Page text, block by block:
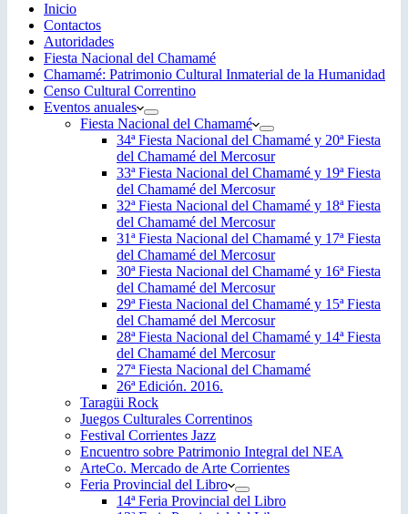
Inicio
Contactos
Autoridades
Fiesta Nacional del Chamamé
Chamamé: Patrimonio Cultural Inmaterial de la Humanidad
Censo Cultural Correntino
Eventos anuales
Fiesta Nacional del Chamamé
34ª Fiesta Nacional del Chamamé y 20ª Fiesta
del Chamamé del Mercosur
33ª Fiesta Nacional del Chamamé y 19ª Fiesta
del Chamamé del Mercosur
32ª Fiesta Nacional del Chamamé y 18ª Fiesta
del Chamamé del Mercosur
31ª Fiesta Nacional del Chamamé y 17ª Fiesta
del Chamamé del Mercosur
30ª Fiesta Nacional del Chamamé y 16ª Fiesta
del Chamamé del Mercosur
29ª Fiesta Nacional del Chamamé y 15ª Fiesta
del Chamamé del Mercosur
28ª Fiesta Nacional del Chamamé y 14ª Fiesta
del Chamamé del Mercosur
27ª Fiesta Nacional del Chamamé
26ª Edición. 2016.
Taragüi Rock
Juegos Culturales Correntinos
Festival Corrientes Jazz
Encuentro sobre Patrimonio Integral del NEA
ArteCo. Mercado de Arte Corrientes
Feria Provincial del Libro
14ª Feria Provincial del Libro